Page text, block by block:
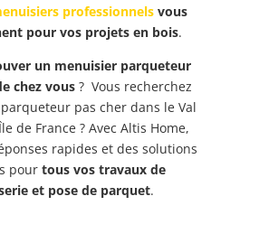
professionnelsvous
pour vos projets en bois.
un menuisier parqueteur
chez vous ? Vous recherchez
pas cher dans le Val
de France ? Avec Altis Home,
rapides et des solutions
pour tous vos travaux de
et pose de parquet.